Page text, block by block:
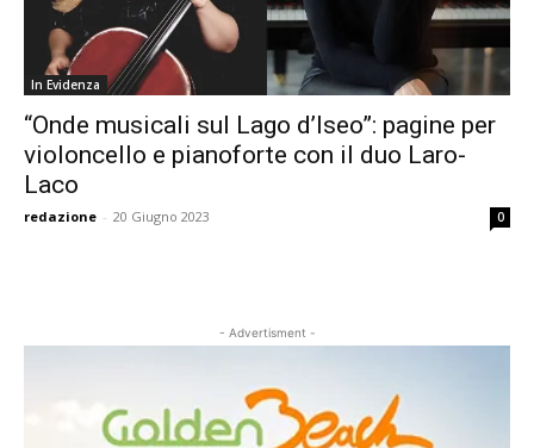
In Evidenza
“Onde musicali sul Lago d’Iseo”: pagine per
violoncello e pianoforte con il duo Laro-
Laco
redazione - 20 Giugno 2023 0
- Advertisment -